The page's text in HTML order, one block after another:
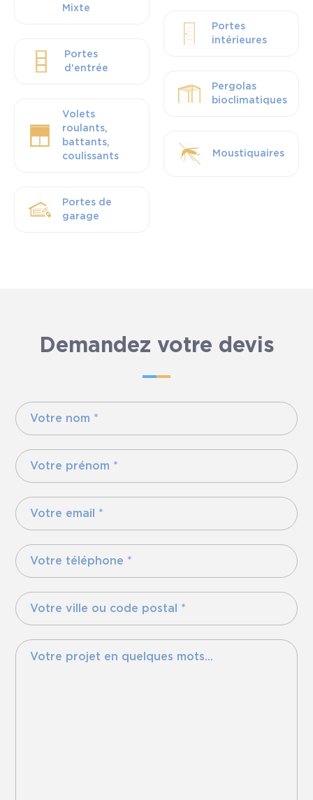
Mixte
Portes
d'entrée
Volets
roulants,
battants,
coulissants
Portes de
garage
Portes
intérieures
Pergolas
bioclimatiques
Moustiquaires
Demandez votre devis